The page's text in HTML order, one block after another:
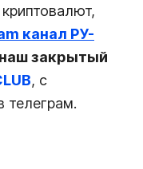
канал РУ-
закрытый
, с
телеграм.